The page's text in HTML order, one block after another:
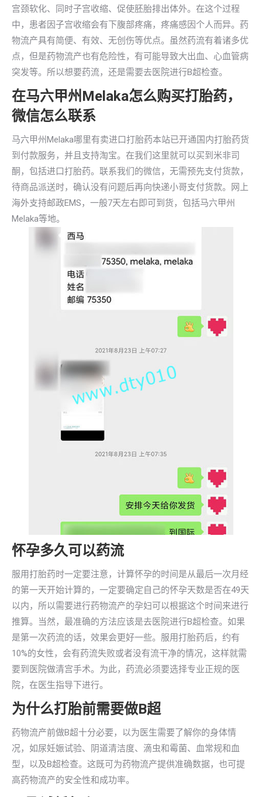
宫颈软化、同时子宫收缩、促使胚胎排出体外。在这个过程
中，患者因子宫收缩会有下腹部疼痛，疼痛感因个人而异。药
物流产具有简便、有效、无创伤等优点。虽然药流有着诸多优
点，但是药物流产也有危险性，有可能导致大出血、心血管病
突发等。所以想要药流，还是需要去医院进行B超检查。
在马六甲州Melaka怎么购买打胎药，
微信怎么联系
马六甲州Melaka哪里有卖进口打胎药本站已开通国内打胎药货
到付款服务，并且支持淘宝。在我们这里就可以买到米非司
酮，包括进口打胎药。联系我们的微信，无需预先支付货款，
待商品派送时，确认没有问题后再向快递小哥支付货款。网上
海外支持邮政EMS，一般7天左右即可到货，包括马六甲州
Melaka等地。
怀孕多久可以药流
服用打胎药时一定要注意，计算怀孕的时间是从最后一次月经
的第一天开始计算的，一定要确定自己的怀孕天数是否在49天
以内，所以需要进行药物流产的孕妇可以根据这个时间来进行
推算。当然，最准确的方法应该是去医院进行B超检查。如果
是第一次药流的话，效果会更好一些。服用打胎药后，约有
10%的女性，会有药流失败或者没有流干净的情况，这样就需
要到医院做清宫手术。为此，药流必须要选择专业正规的医
院，在医生指导下进行。
为什么打胎前需要做B超
药物流产前做B超十分必要，以为医生需要了解你的身体情
况，如尿妊娠试验、阴道清洁度、滴虫和霉菌、血常规和血
型，以及B超检查。这既可为药物流产提供准确数据，也可提
高药物流产的安全性和成功率。